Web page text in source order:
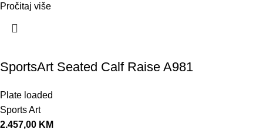
Pročitaj više
SportsArt Seated Calf Raise A981
Plate loaded
Sports Art
2.457,00 KM